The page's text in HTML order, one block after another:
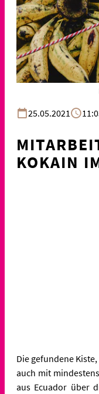
25.05.2021
KOKAIN
Die gefundene
auch mit
aus Ecuador über